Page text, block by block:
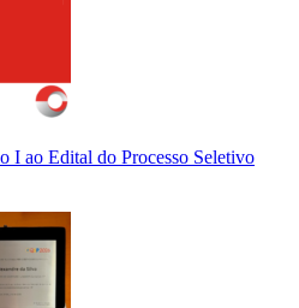
I ao Edital do Processo Seletivo